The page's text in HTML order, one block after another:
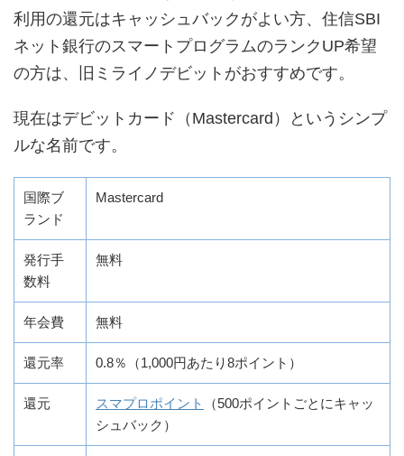
利用の還元はキャッシュバックがよい方、住信SBI
ネット銀行のスマートプログラムのランクUP希望
の方は、旧ミライノデビットがおすすめです。
現在はデビットカード（Mastercard）というシンプ
ルな名前です。
国際ブ
ランド
Mastercard
発行手
数料
無料
年会費 無料
還元率 0.8％（1,000円あたり8ポイント）
還元 スマプロポイント
（500ポイントごとにキャッ
シュバック）